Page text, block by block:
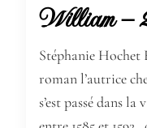
William
Stéphanie Hochet
roman l’autrice
s’est passé dans